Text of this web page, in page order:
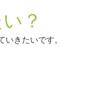
？
きたいです。